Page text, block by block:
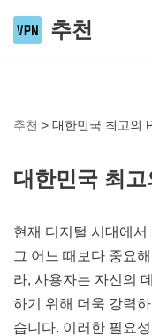
Skip
추천
추천 > 대한민국 최고의
대한민국 최
현재 디지털 시대에
그 어느 때보다 중요
라, 사용자는 자신의
하기 위해 더욱 강력
습니다. 이러한 필요